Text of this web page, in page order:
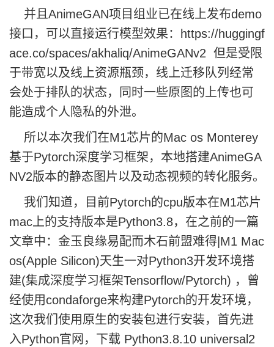
并且AnimeGAN项目组业已在线上发布demo
接口，可以直接运行模型效果：https://huggingf
ace.co/spaces/akhaliq/AnimeGANv2 但是受限
于带宽以及线上资源瓶颈，线上迁移队列经常
会处于排队的状态，同时一些原图的上传也可
能造成个人隐私的外泄。
所以本次我们在M1芯片的Mac os Monterey
基于Pytorch深度学习框架，本地搭建AnimeGA
NV2版本的静态图片以及动态视频的转化服务。
我们知道，目前Pytorch的cpu版本在M1芯片
mac上的支持版本是Python3.8，在之前的一篇
文章中： 金玉良缘易配而木石前盟难得|M1 Mac
os(Apple Silicon)天生一对Python3开发环境搭
建(集成深度学习框架Tensorflow/Pytorch) ，曾
经使用condaforge来构建Pytorch的开发环境，
这次我们使用原生的安装包进行安装，首先进
入Python官网，下载 Python3.8.10 universal2